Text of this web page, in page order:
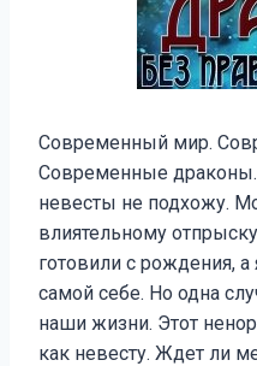
Современный мир.
Современные
невесты не подхожу.
влиятельному
готовили с рождения,
самой себе. Но одна
наши жизни. Этот
как невесту. Ждет ли